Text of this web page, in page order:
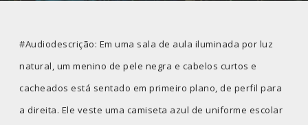
#Audiodescrição: Em uma sala de aula iluminada por luz
natural, um menino de pele negra e cabelos curtos e
cacheados está sentado em primeiro plano, de perfil para
a direita. Ele veste uma camiseta azul de uniforme escolar